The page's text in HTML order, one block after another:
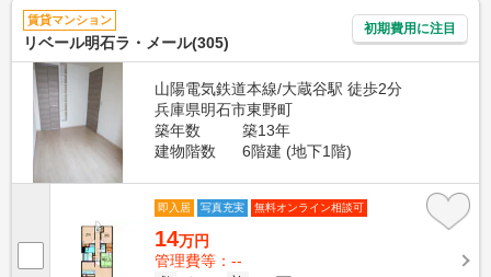
賃貸マンション
リベール明石ラ・メール(305)
初期費用に注目
山陽電気鉄道本線/大蔵谷駅 徒歩2分
兵庫県明石市東野町
築年数
築13年
建物階数
6階建 (地下1階)
即入居 写真充実 無料オンライン相談可
14万円
管理費等：--